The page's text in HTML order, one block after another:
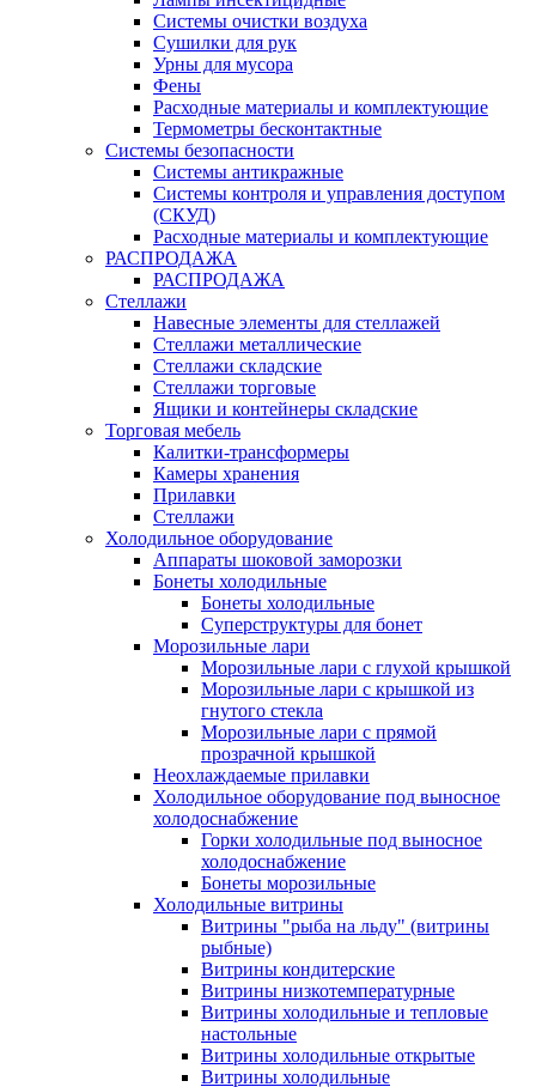
Системы очистки воздуха
Сушилки для рук
Урны для мусора
Фены
Расходные материалы и комплектующие
Термометры бесконтактные
Системы безопасности
Системы антикражные
Системы контроля и управления доступом
(СКУД)
Расходные материалы и комплектующие
РАСПРОДАЖА
РАСПРОДАЖА
Стеллажи
Навесные элементы для стеллажей
Стеллажи металлические
Стеллажи складские
Стеллажи торговые
Ящики и контейнеры складские
Торговая мебель
Калитки-трансформеры
Камеры хранения
Прилавки
Стеллажи
Холодильное оборудование
Аппараты шоковой заморозки
Бонеты холодильные
Бонеты холодильные
Суперструктуры для бонет
Морозильные лари
Морозильные лари с глухой крышкой
Морозильные лари с крышкой из
гнутого стекла
Морозильные лари с прямой
прозрачной крышкой
Неохлаждаемые прилавки
Холодильное оборудование под выносное
холодоснабжение
Горки холодильные под выносное
холодоснабжение
Бонеты морозильные
Холодильные витрины
Витрины "рыба на льду" (витрины
рыбные)
Витрины кондитерские
Витрины низкотемпературные
Витрины холодильные и тепловые
настольные
Витрины холодильные открытые
Витрины холодильные